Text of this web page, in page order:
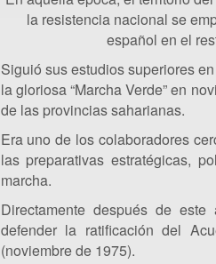
la resistencia nacional se
español en el
Siguió sus estudios superiores
la gloriosa “Marcha Verde” en
de las provincias saharianas.
Era uno de los colaboradores
las preparativas estratégicas,
marcha.
Directamente después de
defender la ratificación del
(noviembre de 1975).